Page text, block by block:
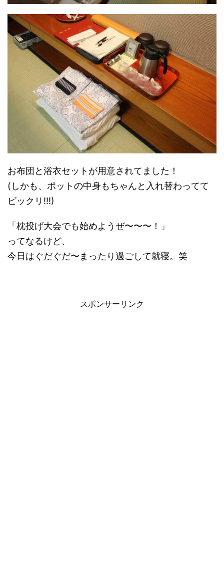
お布団と浴衣セットが用意されてました！
(しかも、ポットの中身もちゃんと入れ替わってて
ビックリ!!!)
「枕投げ大会でも始めようぜ〜〜〜！」
ってなるけど、
今日はぐだぐだ〜まったり過ごして就寝。笑
スポンサーリンク